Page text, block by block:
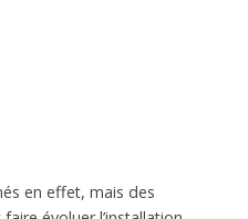
en effet, mais des